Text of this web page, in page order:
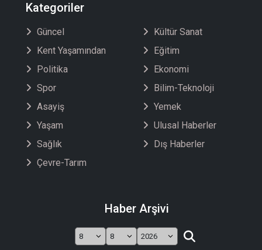
Kategoriler
Güncel
Kent Yaşamından
Politika
Spor
Asayiş
Yaşam
Sağlık
Çevre-Tarım
Kültür Sanat
Eğitim
Ekonomi
Bilim-Teknoloji
Yemek
Ulusal Haberler
Dış Haberler
Haber Arşivi